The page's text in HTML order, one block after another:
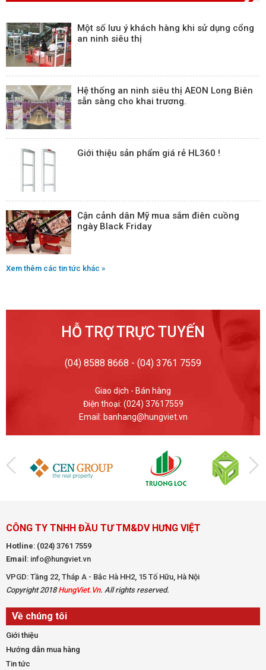
Một số lưu ý khách hàng khi sử dụng cổng
an ninh siêu thị
Hệ thống an ninh siêu thị AEON Long Biên
sẵn sàng cho khai trương.
Giới thiệu sản phẩm giá rẻ HL360 !
Cận cảnh dân Mỹ mua sắm điên cuồng
ngày Black Friday
Xem thêm các tin tức khác »
HỖ TRỢ TRỰC TUYẾN
(04) 8588 8668 - (04) 3761 7559
Giao dịch - Bán hàng
Điện thoại: (024) 37617559
Email: banhang@hungviet.vn
CÔNG TY TNHH ĐẦU TƯ TM&DV HƯNG VIỆT
Hotline: (024) 3761 7559
Email : info@hungviet.vn
VPGD: Tầng 22, Tháp A - Bắc Hà HH2, 15 Tố Hữu, Hà Nội
Copyright 2018HungViet.Vn. All rights reserved.
Về chúng tôi
Giới thiệu
Hướng dẫn mua hàng
Tin tức